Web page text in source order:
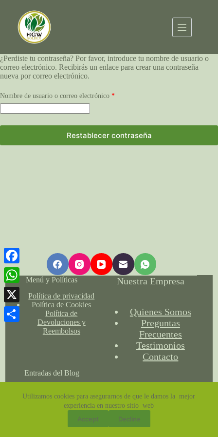
Utilizamos cookies para asegurarnos de que le damos la mejor
experiencia en nuestro sitio web
Accept Decline
¿Perdiste tu contraseña? Por favor, introduce tu nombre de usuario o
correo electrónico. Recibirás un enlace para crear una contraseña
nueva por correo electrónico.
Nombre de usuario o correo electrónico *
Restablecer contraseña
Menú y Políticas
Política de privacidad
Política de Cookies
Política de
Devoluciones y
Reembolsos
Nuestra Empresa
Quienes Somos
Preguntas
Frecuentes
Testimonios
Contacto
Entradas del Blog
¿Dónde se debe usar la
turmalina negra?
Copyright © 2026 - Nanatrejos
F
a
c
e
k
W
h
a
p
X